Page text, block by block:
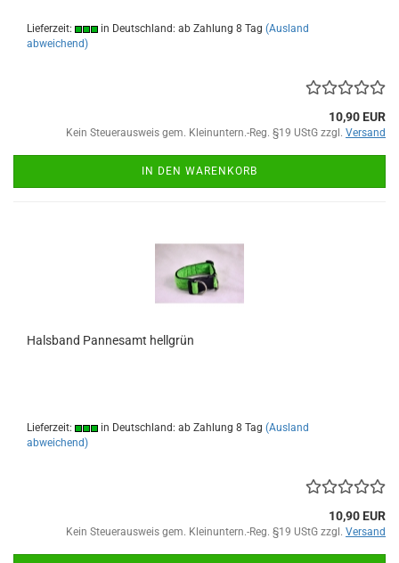
Lieferzeit: in Deutschland: ab Zahlung 8 Tag (Ausland
abweichend)
10,90 EUR
Kein Steuerausweis gem. Kleinuntern.-Reg. §19 UStG zzgl. Versand
IN DEN WARENKORB
Halsband Pannesamt hellgrün
Lieferzeit: in Deutschland: ab Zahlung 8 Tag (Ausland
abweichend)
10,90 EUR
Kein Steuerausweis gem. Kleinuntern.-Reg. §19 UStG zzgl. Versand